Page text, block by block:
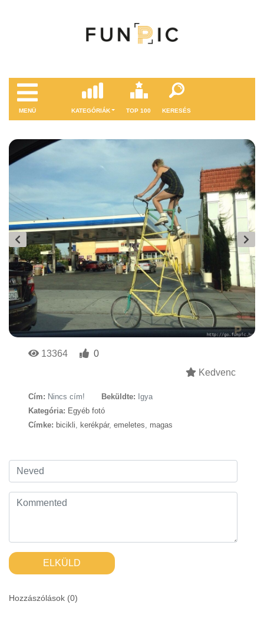
MENÜ KATEGÓRIÁK TOP 100 KERESÉS
13364
0
Kedvenc
Cím: Nincs cím! Beküldte: Igya
Kategória: Egyéb fotó
Címke: bicikli, kerékpár, emeletes, magas
ELKÜLD
Hozzászólások (0)